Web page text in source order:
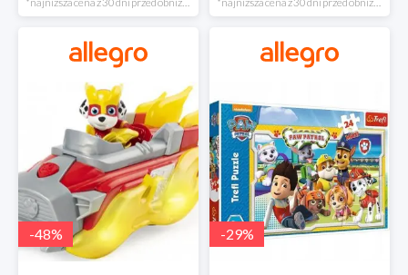
-48% -29%